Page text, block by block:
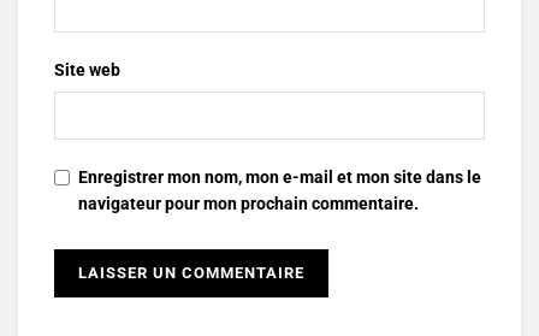
Site web
Enregistrer mon nom, mon e-mail et mon site dans le
navigateur pour mon prochain commentaire.